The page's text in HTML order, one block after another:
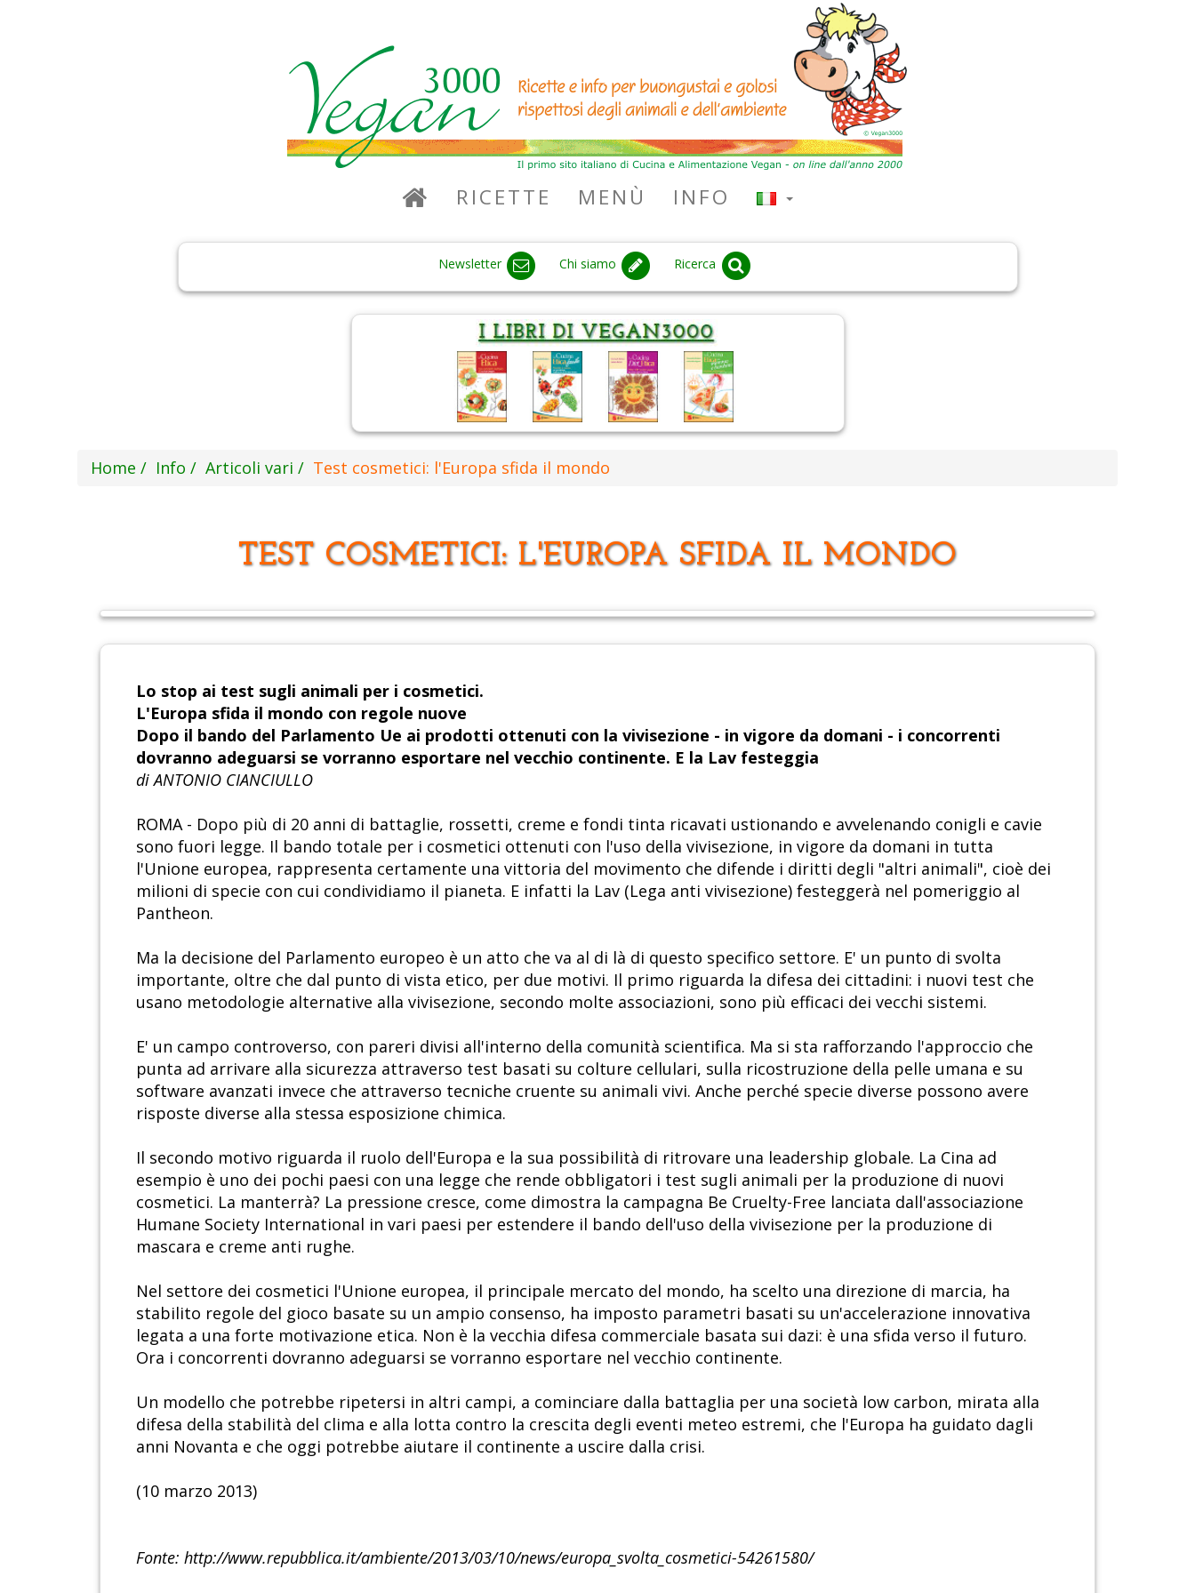
RICETTE MENÙ INFO
Newsletter Chi siamo Ricerca
Home Info Articoli vari Test cosmetici: l'Europa sfida il mondo
TEST COSMETICI: L'EUROPA SFIDA IL MONDO
Lo stop ai test sugli animali per i cosmetici.
L'Europa sfida il mondo con regole nuove
Dopo il bando del Parlamento Ue ai prodotti ottenuti con la vivisezione - in vigore da domani - i concorrenti
dovranno adeguarsi se vorranno esportare nel vecchio continente. E la Lav festeggia
di ANTONIO CIANCIULLO
ROMA - Dopo più di 20 anni di battaglie, rossetti, creme e fondi tinta ricavati ustionando e avvelenando conigli e cavie
sono fuori legge. Il bando totale per i cosmetici ottenuti con l'uso della vivisezione, in vigore da domani in tutta
l'Unione europea, rappresenta certamente una vittoria del movimento che difende i diritti degli "altri animali", cioè dei
milioni di specie con cui condividiamo il pianeta. E infatti la Lav (Lega anti vivisezione) festeggerà nel pomeriggio al
Pantheon.
Ma la decisione del Parlamento europeo è un atto che va al di là di questo specifico settore. E' un punto di svolta
importante, oltre che dal punto di vista etico, per due motivi. Il primo riguarda la difesa dei cittadini: i nuovi test che
usano metodologie alternative alla vivisezione, secondo molte associazioni, sono più efficaci dei vecchi sistemi.
E' un campo controverso, con pareri divisi all'interno della comunità scientifica. Ma si sta rafforzando l'approccio che
punta ad arrivare alla sicurezza attraverso test basati su colture cellulari, sulla ricostruzione della pelle umana e su
software avanzati invece che attraverso tecniche cruente su animali vivi. Anche perché specie diverse possono avere
risposte diverse alla stessa esposizione chimica.
Il secondo motivo riguarda il ruolo dell'Europa e la sua possibilità di ritrovare una leadership globale. La Cina ad
esempio è uno dei pochi paesi con una legge che rende obbligatori i test sugli animali per la produzione di nuovi
cosmetici. La manterrà? La pressione cresce, come dimostra la campagna Be Cruelty-Free lanciata dall'associazione
Humane Society International in vari paesi per estendere il bando dell'uso della vivisezione per la produzione di
mascara e creme anti rughe.
Nel settore dei cosmetici l'Unione europea, il principale mercato del mondo, ha scelto una direzione di marcia, ha
stabilito regole del gioco basate su un ampio consenso, ha imposto parametri basati su un'accelerazione innovativa
legata a una forte motivazione etica. Non è la vecchia difesa commerciale basata sui dazi: è una sfida verso il futuro.
Ora i concorrenti dovranno adeguarsi se vorranno esportare nel vecchio continente.
Un modello che potrebbe ripetersi in altri campi, a cominciare dalla battaglia per una società low carbon, mirata alla
difesa della stabilità del clima e alla lotta contro la crescita degli eventi meteo estremi, che l'Europa ha guidato dagli
anni Novanta e che oggi potrebbe aiutare il continente a uscire dalla crisi.
(10 marzo 2013)
Fonte: http://www.repubblica.it/ambiente/2013/03/10/news/europa_svolta_cosmetici-54261580/